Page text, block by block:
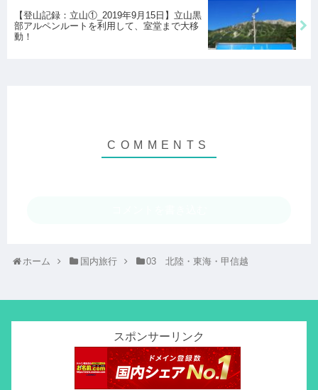
【登山記録：立山①_2019年9月15日】立山黒
部アルペンルートを利用して、室堂まで大移
動！
ホーム 国内旅行 03 北陸・東海・甲信越
スポンサーリンク